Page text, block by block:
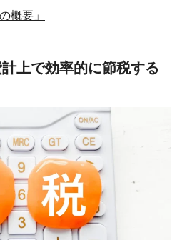
概要」
上で効率的に節税する